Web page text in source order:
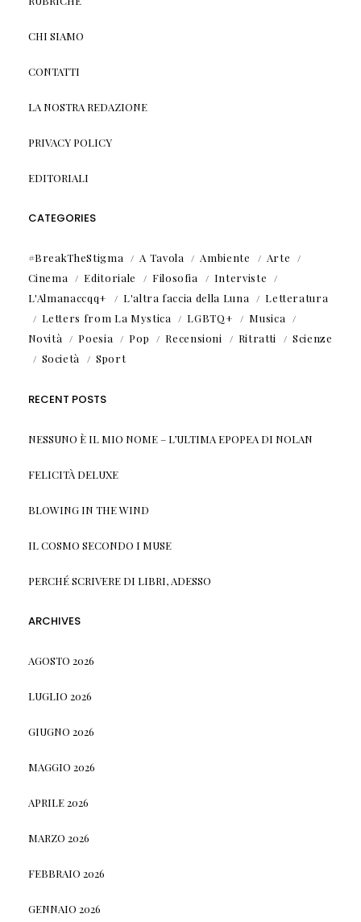
CHI SIAMO
CONTATTI
LA NOSTRA REDAZIONE
PRIVACY POLICY
EDITORIALI
CATEGORIES
#BreakTheStigma A Tavola Ambiente
Arte
Cinema
Editoriale Filosofia
Interviste
L'Almanaccqq+
L'altra faccia della Luna
Letteratura
Letters from La Mystica
LGBTQ+
Musica
Novità
Poesia Pop Recensioni Ritratti
Scienze
Società
Sport
RECENT POSTS
NESSUNO È IL MIO NOME – L’ULTIMA EPOPEA DI NOLAN
FELICITÀ DELUXE
BLOWING IN THE WIND
IL COSMO SECONDO I MUSE
PERCHÉ SCRIVERE DI LIBRI, ADESSO
ARCHIVES
AGOSTO 2026
LUGLIO 2026
GIUGNO 2026
MAGGIO 2026
APRILE 2026
MARZO 2026
FEBBRAIO 2026
GENNAIO 2026